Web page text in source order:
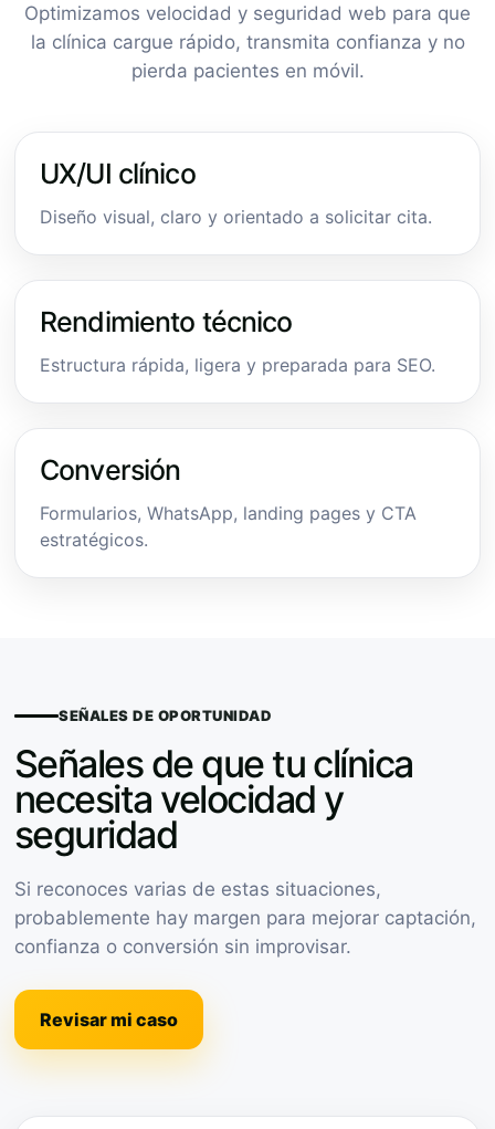
Optimizamos velocidad y seguridad web para que
la clínica cargue rápido, transmita confianza y no
pierda pacientes en móvil.
UX/UI clínico
Diseño visual, claro y orientado a solicitar cita.
Rendimiento técnico
Estructura rápida, ligera y preparada para SEO.
Conversión
Formularios, WhatsApp, landing pages y CTA
estratégicos.
SEÑALES DE OPORTUNIDAD
Señales de que tu clínica
necesita velocidad y
seguridad
Si reconoces varias de estas situaciones,
probablemente hay margen para mejorar captación,
confianza o conversión sin improvisar.
Revisar mi caso